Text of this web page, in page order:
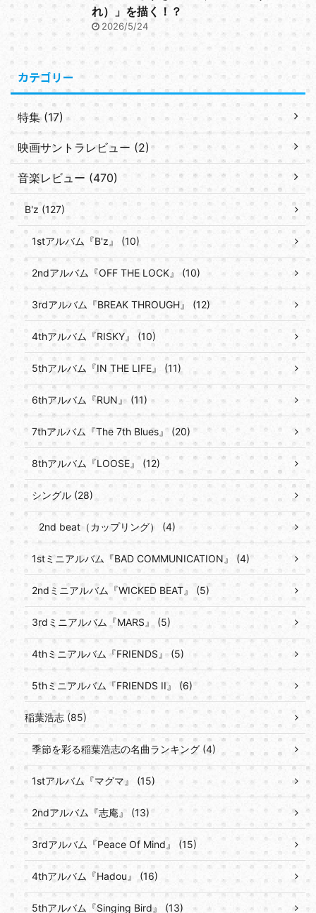
れ）」を描く！？
2026/5/24
カテゴリー
特集 (17)
映画サントラレビュー (2)
音楽レビュー (470)
B'z (127)
1stアルバム『B'z』 (10)
2ndアルバム『OFF THE LOCK』 (10)
3rdアルバム『BREAK THROUGH』 (12)
4thアルバム『RISKY』 (10)
5thアルバム『IN THE LIFE』 (11)
6thアルバム『RUN』 (11)
7thアルバム『The 7th Blues』 (20)
8thアルバム『LOOSE』 (12)
シングル (28)
2nd beat（カップリング） (4)
1stミニアルバム『BAD COMMUNICATION』 (4)
2ndミニアルバム『WICKED BEAT』 (5)
3rdミニアルバム『MARS』 (5)
4thミニアルバム『FRIENDS』 (5)
5thミニアルバム『FRIENDS II』 (6)
稲葉浩志 (85)
季節を彩る稲葉浩志の名曲ランキング (4)
1stアルバム『マグマ』 (15)
2ndアルバム『志庵』 (13)
3rdアルバム『Peace Of Mind』 (15)
4thアルバム『Hadou』 (16)
5thアルバム『Singing Bird』 (13)